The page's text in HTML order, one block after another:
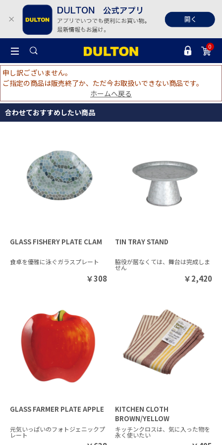
0
申し訳ございません。
ご指定の商品は販売終了か、ただ今お取扱いできない商品です。
ホームへ戻る
合わせておすすめしたい商品
GLASS FISHERY PLATE CLAM
食卓を優雅に泳ぐガラスプレート
￥308
TIN TRAY STAND
脇役が居なくては、舞台は完成しま
せん
￥2,420
GLASS FARMER PLATE APPLE
元気いっぱいのフォトジェニックプ
レート
KITCHEN CLOTH
BROWN/YELLOW
キッチンクロスは、気に入った物を
永く使いたい